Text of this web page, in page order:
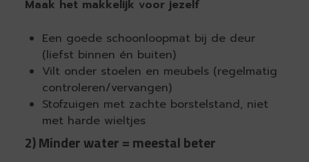
Maak het makkelijk voor jezelf
Een goede schoonloopmat bij de deur
(liefst binnen én buiten)
Vilt onder stoelen en meubels (regelmatig
controleren/vervangen)
Stofzuigen met zachte borstelstand, niet
met harde wieltjes
2) Minder water = meestal beter